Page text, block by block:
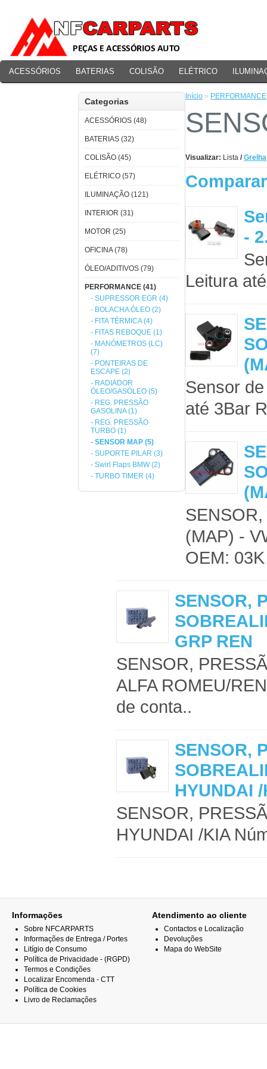
ACESSÓRIOS BATERIAS COLISÃO ELÉTRICO
Categorias
ACESSÓRIOS (48)
BATERIAS (32)
COLISÃO (45)
ELÉTRICO (57)
ILUMINAÇÃO (121)
INTERIOR (31)
MOTOR (25)
OFICINA (78)
ÓLEO/ADITIVOS (79)
PERFORMANCE (41)
- SUPRESSOR EGR (4)
- BOLACHA ÓLEO (2)
- FITA TÉRMICA (4)
- FITAS REBOQUE (1)
- MANÓMETROS (LC)
(7)
- PONTEIRAS DE
ESCAPE (2)
- RADIADOR
ÓLEO/GASÓLEO (5)
- REG. PRESSÃO
GASOLINA (1)
- REG. PRESSÃO
TURBO (1)
- SENSOR MAP (5)
- SUPORTE PILAR (3)
- Swirl Flaps BMW (2)
- TURBO TIMER (4)
Início » PERFORMANCE
Visualizar: Lista / Grelha
-
Leitura
Sensor
até 3Bar
(MAP) -
OEM:
SENSOR,
GRP REN
SENSOR,
ALFA ROMEU/
de conta..
SENSOR,
HYUNDAI
SENSOR,
HYUNDAI /KIA
Informações
Sobre NFCARPARTS
Informações de Entrega / Portes
Litígio de Consumo
Política de Privacidade - (RGPD)
Termos e Condições
Localizar Encomenda - CTT
Política de Cookies
Livro de Reclamações
Atendimento ao cliente
Contactos e Localização
Devoluções
Mapa do WebSite